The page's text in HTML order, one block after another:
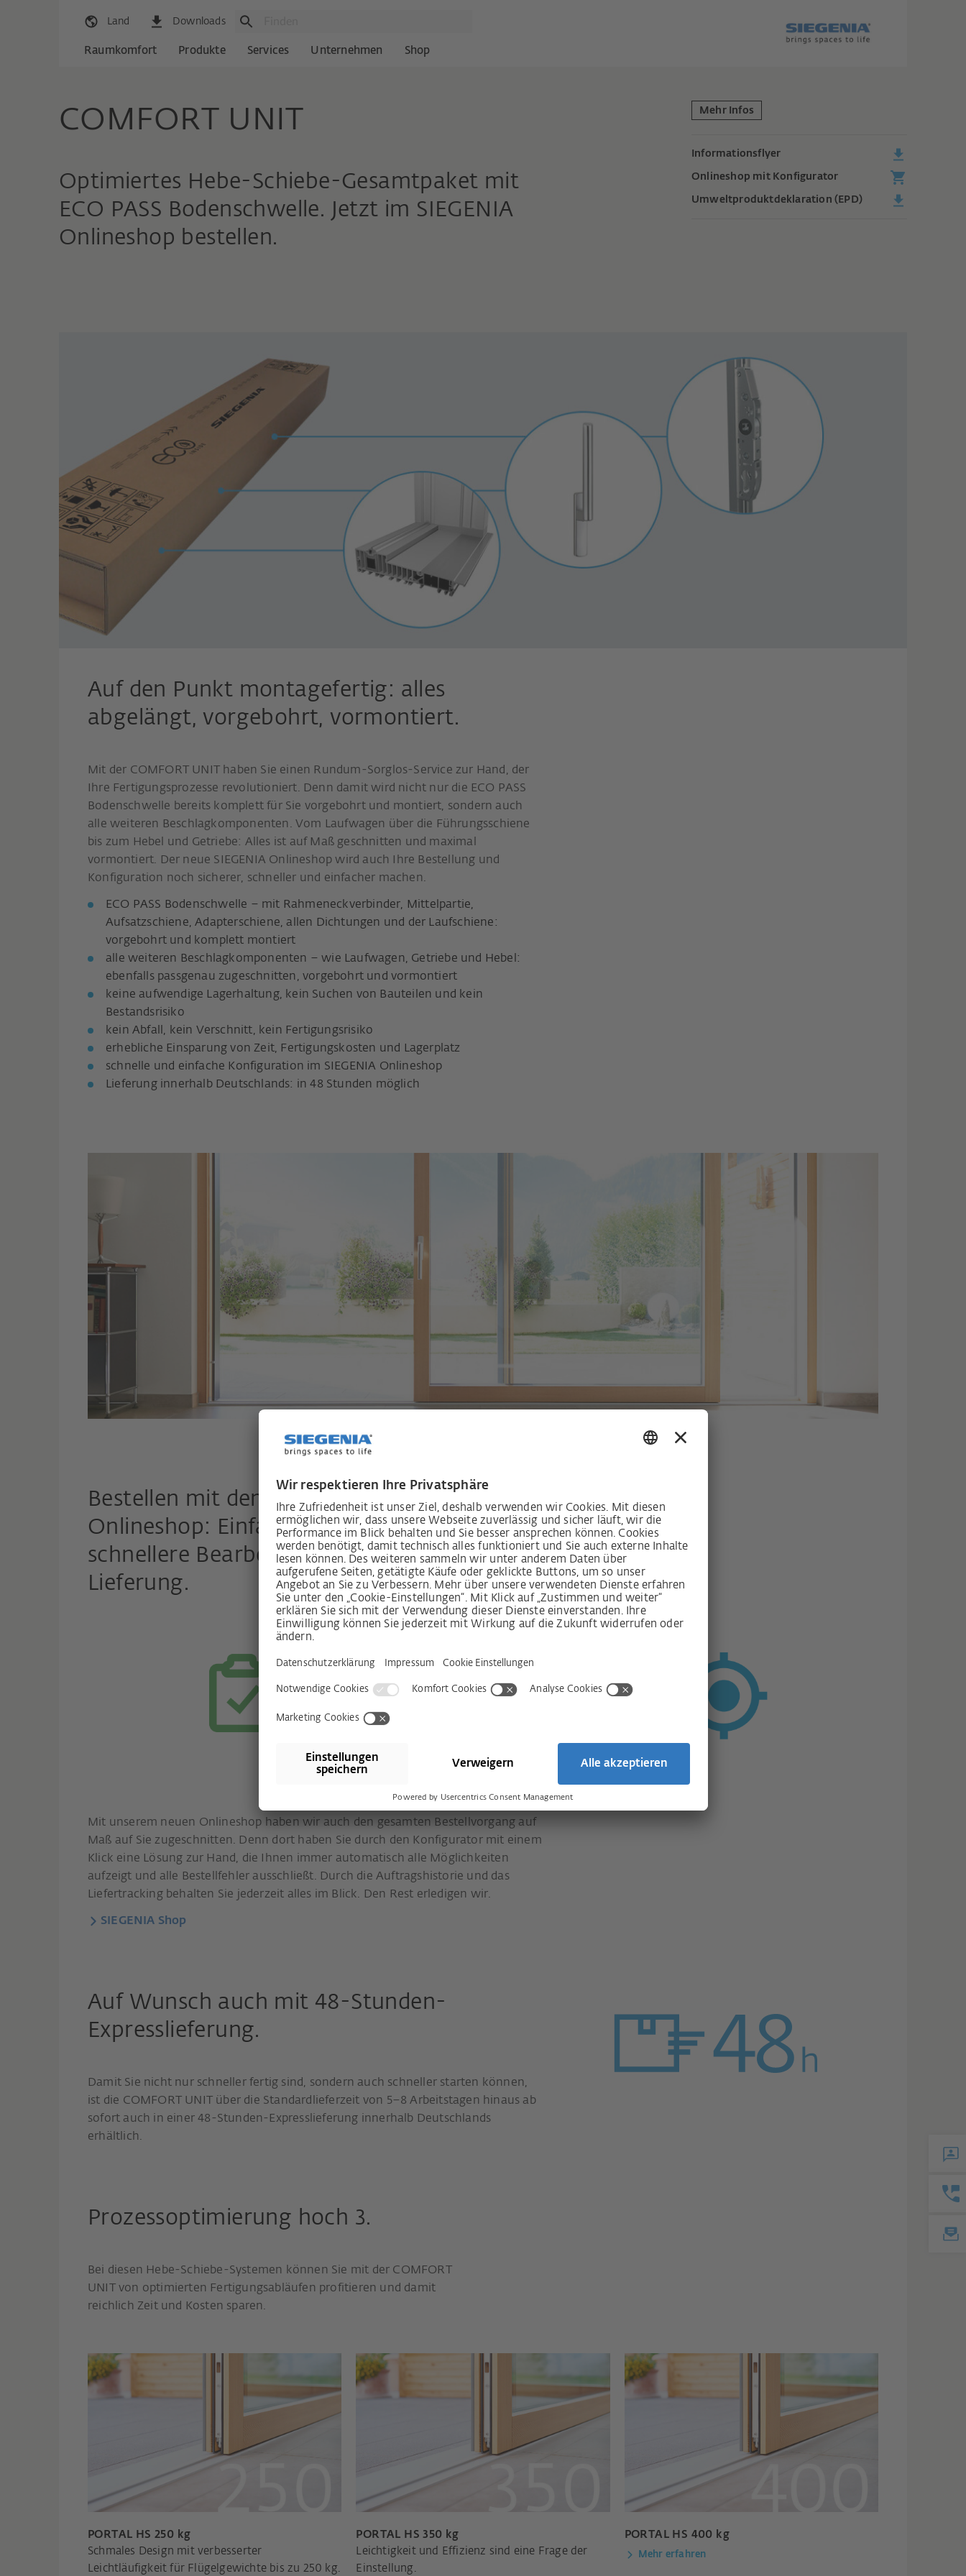
Land Downloads
Raumkomfort Produkte Services Unternehmen Shop
COMFORT UNIT
Optimiertes Hebe-Schiebe-Gesamtpaket mit
ECO PASS Bodenschwelle. Jetzt im SIEGENIA
Onlineshop bestellen.
Mehr Infos
Informationsflyer
Onlineshop mit Konfigurator
Umweltproduktdeklaration (EPD)
Auf den Punkt montagefertig: alles
abgelängt, vorgebohrt, vormontiert.
Mit der COMFORT UNIT haben Sie einen Rundum-Sorglos-Service zur Hand, der
Ihre Fertigungsprozesse revolutioniert. Denn damit wird nicht nur die ECO PASS
Bodenschwelle bereits komplett für Sie vorgebohrt und montiert, sondern auch
alle weiteren Beschlagkomponenten. Vom Laufwagen über die Führungsschiene
bis zum Hebel und Getriebe: Alles ist auf Maß geschnitten und maximal
vormontiert. Der neue SIEGENIA Onlineshop wird auch Ihre Bestellung und
Konfiguration noch sicherer, schneller und einfacher machen.
ECO PASS Bodenschwelle – mit Rahmeneckverbinder, Mittelpartie,
Aufsatzschiene, Adapterschiene, allen Dichtungen und der Laufschiene:
vorgebohrt und komplett montiert
alle weiteren Beschlagkomponenten – wie Laufwagen, Getriebe und Hebel:
ebenfalls passgenau zugeschnitten, vorgebohrt und vormontiert
keine aufwendige Lagerhaltung, kein Suchen von Bauteilen und kein
Bestandsrisiko
kein Abfall, kein Verschnitt, kein Fertigungsrisiko
erhebliche Einsparung von Zeit, Fertigungskosten und Lagerplatz
schnelle und einfache Konfiguration im SIEGENIA Onlineshop
Lieferung innerhalb Deutschlands: in 48 Stunden möglich
Bestellen mit dem neuen SIEGENIA
Onlineshop: Einfache Konfiguration,
schnellere Bearbeitung, transparente
Lieferung.
Mit unserem neuen Onlineshop haben wir auch den gesamten Bestellvorgang auf
Maß auf Sie zugeschnitten. Denn dort haben Sie durch den Konfigurator mit einem
Klick eine Lösung zur Hand, die Ihnen immer automatisch alle Möglichkeiten
aufzeigt und alle Bestellfehler ausschließt. Durch die Auftragshistorie und das
Liefertracking behalten Sie jederzeit alles im Blick. Den Rest erledigen wir.
SIEGENIA Shop
Auf Wunsch auch mit 48-Stunden-
Expresslieferung.
Damit Sie nicht nur schneller fertig sind, sondern auch schneller starten können,
ist die COMFORT UNIT über die Standardlieferzeit von 5–8 Arbeitstagen hinaus ab
sofort auch in einer 48-Stunden-Expresslieferung innerhalb Deutschlands
erhältlich.
Prozessoptimierung hoch 3.
Bei diesen Hebe-Schiebe-Systemen können Sie mit der COMFORT
UNIT von optimierten Fertigungsabläufen profitieren und damit
reichlich Zeit und Kosten sparen.
PORTAL HS 250 kg
Schmales Design mit verbesserter
Leichtläufigkeit für Flügelgewichte bis zu 250 kg.
PORTAL HS 350 kg
Leichtigkeit und Effizienz sind eine Frage der
Einstellung.
PORTAL HS 400 kg
Mehr erfahren